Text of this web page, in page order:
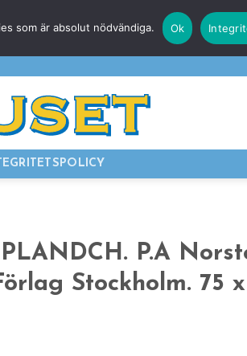
LOGGA
P.A
Stockholm. 75 x
som är absolut nödvändiga. Ok